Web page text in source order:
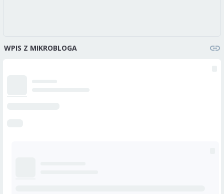
WPIS Z MIKROBLOGA